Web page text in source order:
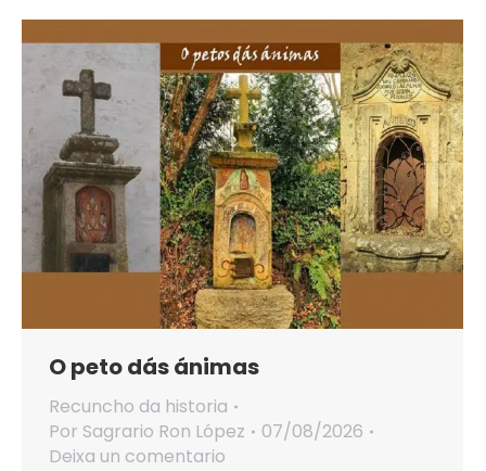
O peto dás ánimas
Recuncho da historia
Por Sagrario Ron López
07/08/2026
Deixa un comentario